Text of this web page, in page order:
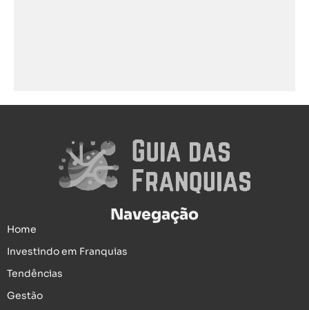
Navegação
Home
Investindo em Franquias
Tendências
Gestão